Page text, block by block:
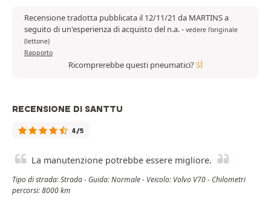
Recensione tradotta pubblicata il 12/11/21 da MARTINS a
seguito di un'esperienza di acquisto del n.a.- vedere l'originale
(lettone)
Rapporto
Ricomprerebbe questi pneumatici?SÌ
RECENSIONE DI SANTTU
4/5
La manutenzione potrebbe essere migliore.
Tipo di strada: Strada - Guida: Normale - Veicolo: Volvo V70 - Chilometri
percorsi: 8000 km